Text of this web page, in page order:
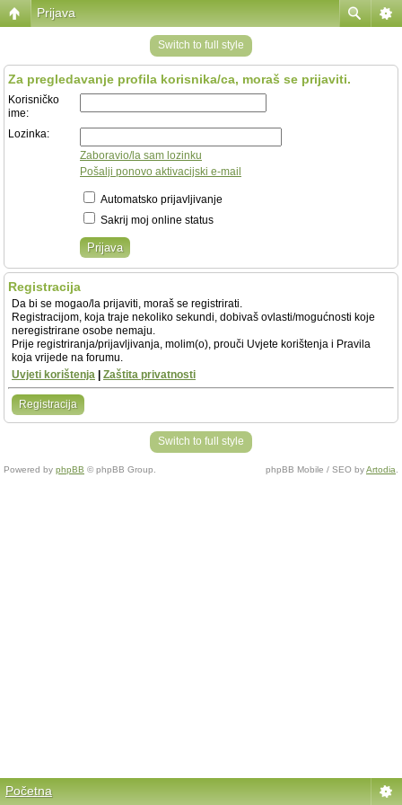
Prijava
Switch to full style
Za pregledavanje profila korisnika/ca, moraš se prijaviti.
Korisničko
ime:
Lozinka:
Zaboravio/la sam lozinku
Pošalji ponovo aktivacijski e-mail
Automatsko prijavljivanje
Sakrij moj online status
Registracija
Da bi se mogao/la prijaviti, moraš se registrirati.
Registracijom, koja traje nekoliko sekundi, dobivaš ovlasti/mogućnosti koje
neregistrirane osobe nemaju.
Prije registriranja/prijavljivanja, molim(o), prouči Uvjete korištenja i Pravila
koja vrijede na forumu.
Uvjeti korištenja
Zaštita privatnosti
Registracija
Switch to full style
Powered by phpBB © phpBB Group. phpBB Mobile / SEO byArtodia
Početna